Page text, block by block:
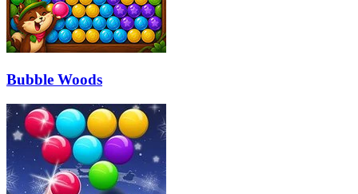
Bubble Woods